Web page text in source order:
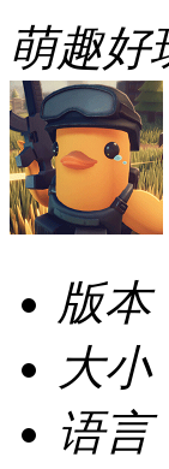
萌趣好
版本
大小
语言